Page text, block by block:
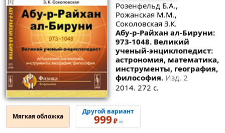
Розенфельд Б.А.,
Рожанская М.М.,
Соколовская З.К.
Абу-р-Райхан ал-Бируни:
973-1048. Великий
ученый-энциклопедист:
астрономия, математика,
инструменты, география,
философия. Изд. 2
2014. 272 с.
Мягкая обложка
Другой вариант
999₽››